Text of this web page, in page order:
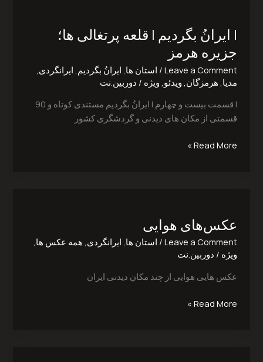
| ایرانُ بگردیم | قلعه پرتغالی ها؛
جزیره هرمز
Leave a Comment
/ استان ها ایرانُ بگردیم ایرانگردی
مدیا هرمزگان ویدئو ویژه / دوربین.نت
| قسمت بیست و چهارم | ایرانُ بگردیم مستندی کوتاه و 90
قسمتی از مکان های دیدنی و گردشگری کشور
بگردیم
قلعه
پرتغالی
ها؛
جزیره
هرمز
Read More »
عکس‌های هوایی
Leave a Comment
/ استان ها, ایرانگردی, همه عکس ها,
ویژه / دوربین.نت
عکس هایی هوایی از چند مکان دیدنی ایران
Read More »